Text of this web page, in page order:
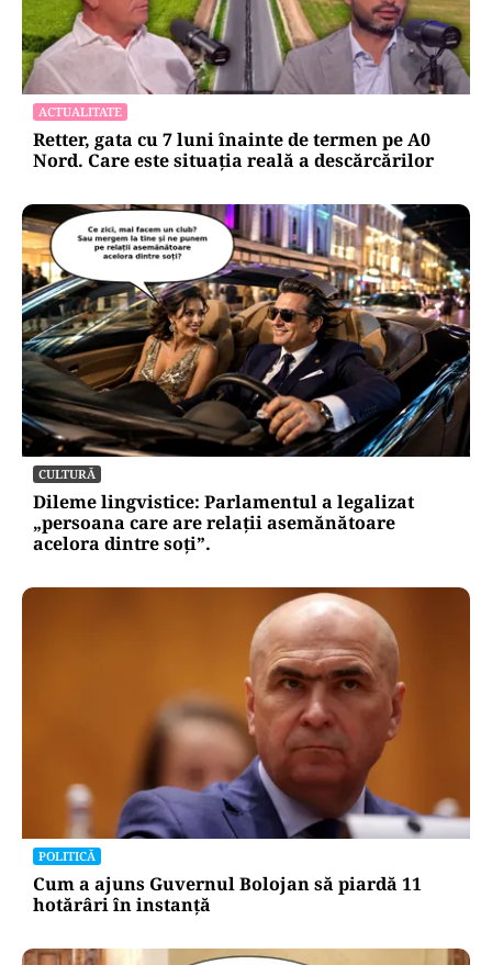
ACTUALITATE
Retter, gata cu 7 luni înainte de termen pe A0
Nord. Care este situația reală a descărcărilor
CULTURĂ
Dileme lingvistice: Parlamentul a legalizat
„persoana care are relații asemănătoare
acelora dintre soți”.
POLITICĂ
Cum a ajuns Guvernul Bolojan să piardă 11
hotărâri în instanță